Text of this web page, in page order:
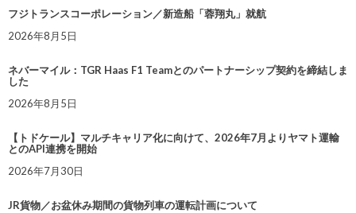
フジトランスコーポレーション／新造船「蓉翔丸」就航
2026年8月5日
ネバーマイル：TGR Haas F1 Teamとのパートナーシップ契約を締結しま
した
2026年8月5日
【トドケール】マルチキャリア化に向けて、2026年7月よりヤマト運輸
とのAPI連携を開始
2026年7月30日
JR貨物／お盆休み期間の貨物列車の運転計画について